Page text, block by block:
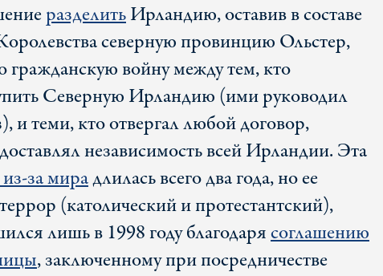
разделитьИрландию, оставив в составе
северную провинцию Ольстер,
гражданскую войну между тем, кто
Северную Ирландию (ими руководил
теми, кто отвергал любой договор,
независимость всей Ирландии. Эта
за мирадлилась всего два года, но ее
(католический и протестантский),
лишь в 1998 году благодарясоглашению
, заключенному при посредничестве